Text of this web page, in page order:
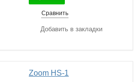
Сравнить
Добавить в закладки
Zoom HS-1